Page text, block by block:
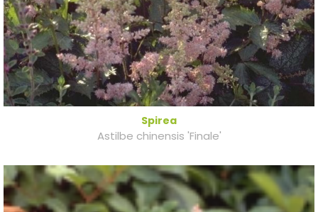
Spirea
Astilbe chinensis 'Finale'